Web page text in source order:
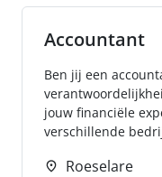
Accountant
Ben jij een
jouw financiële
verschillende
Roeselare